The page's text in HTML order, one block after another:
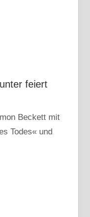
feiert
Beckett mit
Todes« und